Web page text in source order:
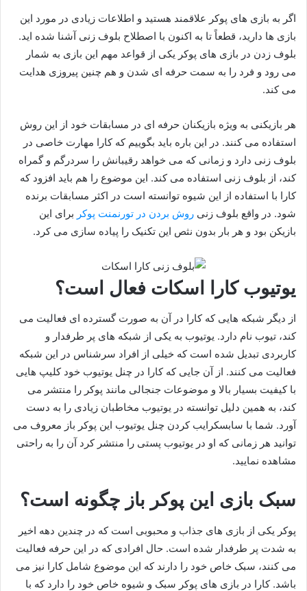
اگر به بازی های پوکر علاقمند هستید و اطلاعات زیادی در مورد این
بازی ها دارید، قطعاً تا به اکنون با اصطلاح بلوف زنی آشنا شده اید.
بلوف زدن در بازی های پوکر یکی از قواعد مهم این بازی به شمار
می رود و فرد را به سمت حرفه ای شدن و هم چنین پیروزی هدایت
می کند.
هر بازیکنی به ویژه بازیکنان حرفه‌ ای در مسابقات خود از این روش
استفاده می‌ کنند. در این باره باید بگوییم که کارا مهارت خاصی در
بلوف زنی دارد و زمانی که می‌ خواهد رقیبانش را سردرگم و گمراه
کند، از بلوف زنی استفاده می کند. این موضوع را هم باید افزود که
کارا با استفاده از این شیوه توانسته است در اکثر مسابقات برنده
شود. در واقع بلوف زنی روش بردن در تورنمنت پوکر برای این
بازیکن بود و هر بار بدون نثص این تکنیک را پیاده سازی می کرد.
یوتیوب کارا اسکات فعال است؟
از دیگر شبکه هایی که کارا در آن به صورت گسترده‌ ای فعالیت می‌
کند، تیوب نام دارد. یوتیوب به یکی از شبکه های پر طرفدار و
کاربردی تبدیل شده است که خیلی از افراد سرشناس در این شبکه
فعالیت می‌ کنند. از آن جایی که کارا در چنل یوتیوب خود کلیپ هایی
با کیفیت بسیار بالا و موضوعات جنجالی مانند پوکر را منتشر می‌
کند، به همین دلیل توانسته در یوتیوب مخاطبان زیادی را به دست
آورد. شما با سابسکرایب کردن چنل یوتیوب این پوکر باز معروف می
توانید هر زمانی که او در یوتیوب پستی را منتشر کرد آن را به راحتی
مشاهده نمایید.
سبک بازی این پوکر باز چگونه است؟
پوکر یکی از بازی های جذاب و محبوبی است که در چندین دهه اخیر
به شدت پر طرفدار شده است. حال افرادی که در این حرفه فعالیت
می‌ کنند، سبک خاص خود را دارند که این موضوع شامل کارا نیز می
باشد. کارا در بازی‌ های پوکر سبک و شیوه خاص خود را دارد که با